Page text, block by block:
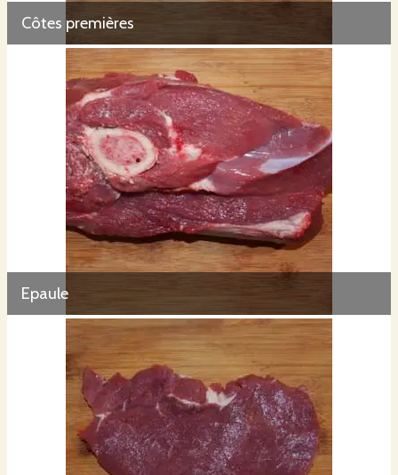
Côtes premières
Epaule